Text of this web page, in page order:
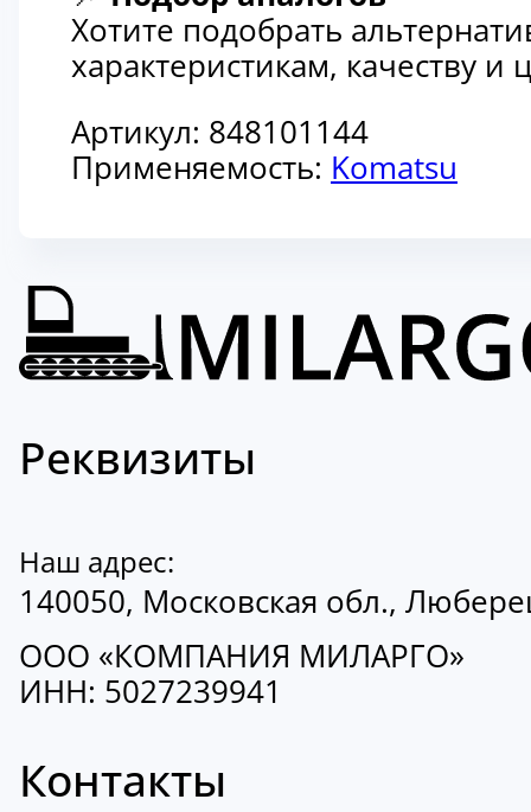
Хотите подобрать
характеристикам, качеству
Артикул: 848101144
Применяемость: Komatsu
Реквизиты
Наш адрес:
140050, Московская обл.,
ООО «КОМПАНИЯ МИЛАРГО»
ИНН: 5027239941
Контакты